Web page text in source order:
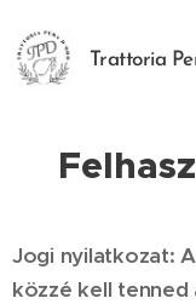
Trattoria
Jogi nyilatkozat:
közzé kell tenned